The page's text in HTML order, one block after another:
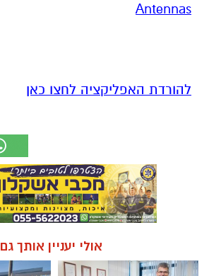
Antennas
להורדת האפליקציה לחצו כאן
אולי יעניין אותך גם